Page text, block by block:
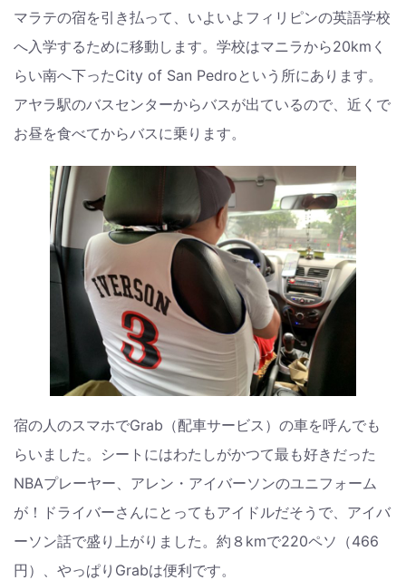
マラテの宿を引き払って、いよいよフィリピンの英語学校
へ入学するために移動します。学校はマニラから20kmく
らい南へ下ったCity of San Pedroという所にあります。
アヤラ駅のバスセンターからバスが出ているので、近くで
お昼を食べてからバスに乗ります。
宿の人のスマホでGrab（配車サービス）の車を呼んでも
らいました。シートにはわたしがかつて最も好きだった
NBAプレーヤー、アレン・アイバーソンのユニフォーム
が！ドライバーさんにとってもアイドルだそうで、アイバ
ーソン話で盛り上がりました。約８kmで220ペソ（466
円）、やっぱりGrabは便利です。